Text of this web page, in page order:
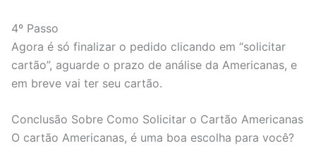
4º Passo
Agora é só finalizar o pedido clicando em “solicitar
cartão”, aguarde o prazo de análise da Americanas, e
em breve vai ter seu cartão.
Conclusão Sobre Como Solicitar o Cartão Americanas
O cartão Americanas, é uma boa escolha para você?